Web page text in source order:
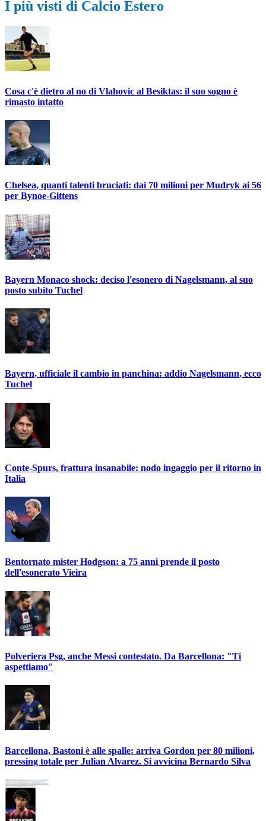
I più visti di Calcio Estero
Cosa c'è dietro al no di Vlahovic al Besiktas: il suo sogno è
rimasto intatto
Chelsea, quanti talenti bruciati: dai 70 milioni per Mudryk ai 56
per Bynoe-Gittens
Bayern Monaco shock: deciso l'esonero di Nagelsmann, al suo
posto subito Tuchel
Bayern, ufficiale il cambio in panchina: addio Nagelsmann, ecco
Tuchel
Conte-Spurs, frattura insanabile: nodo ingaggio per il ritorno in
Italia
Bentornato mister Hodgson: a 75 anni prende il posto
dell'esonerato Vieira
Polveriera Psg, anche Messi contestato. Da Barcellona: "Ti
aspettiamo"
Barcellona, Bastoni è alle spalle: arriva Gordon per 80 milioni,
pressing totale per Julian Alvarez. Si avvicina Bernardo Silva